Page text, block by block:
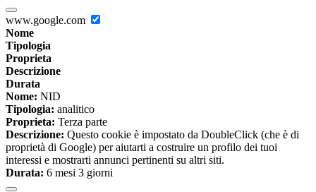
www.google.com
Nome
Tipologia
Proprieta
Descrizione
Durata
Nome: NID
Tipologia: analitico
Proprieta: Terza parte
Descrizione: Questo cookie è impostato da DoubleClick (che è di
proprietà di Google) per aiutarti a costruire un profilo dei tuoi
interessi e mostrarti annunci pertinenti su altri siti.
Durata: 6 mesi 3 giorni